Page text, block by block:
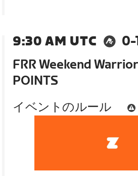
9:30 AM UTC
0-
FRR Weekend
POINTS
イベントのルール